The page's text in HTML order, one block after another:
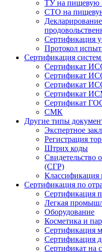
ТУ на пищевую
СТО на
Сертификация
Протокол
Сертификация
Сертификат
Сертификат
Сертификат
Сертификат
Сертификат
СМК
Другие типы
Экспертное
Регистрация
Штрих коды
Свидетельство
(СГР)
Классификация
Сертификация по
Сертификация
Легкая
Оборудование
Косметика и
Сертификация
Сертификация
Сертификат на